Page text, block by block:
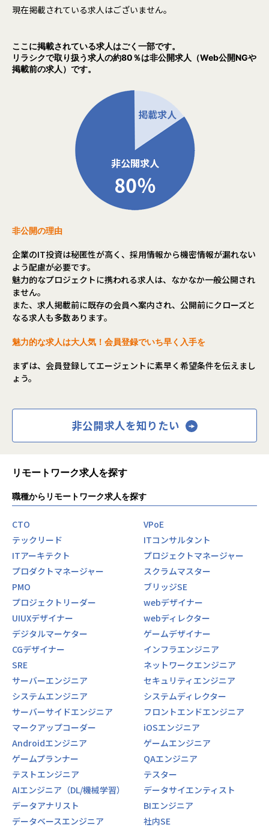
現在掲載されている求人はございません。
ここに掲載されている求人はごく一部です。
リラシクで取り扱う求人の約80％は非公開求人（Web公開NGや
掲載前の求人）です。
非公開の理由
企業のIT投資は秘匿性が高く、採用情報から機密情報が漏れない
よう配慮が必要です。
魅力的なプロジェクトに携われる求人は、なかなか一般公開され
ません。
また、求人掲載前に既存の会員へ案内され、公開前にクローズと
なる求人も多数あります。
魅力的な求人は大人気！会員登録でいち早く入手を
まずは、会員登録してエージェントに素早く希望条件を伝えまし
ょう。
非公開求人を知りたい
リモートワーク求人を探す
職種からリモートワーク求人を探す
CTO
VPoE
テックリード
ITコンサルタント
ITアーキテクト
プロジェクトマネージャー
プロダクトマネージャー
スクラムマスター
PMO
ブリッジSE
プロジェクトリーダー
webデザイナー
UIUXデザイナー
webディレクター
デジタルマーケター
ゲームデザイナー
CGデザイナー
インフラエンジニア
SRE
ネットワークエンジニア
サーバーエンジニア
セキュリティエンジニア
システムエンジニア
システムディレクター
サーバーサイドエンジニア
フロントエンドエンジニア
マークアップコーダー
iOSエンジニア
Androidエンジニア
ゲームエンジニア
ゲームプランナー
QAエンジニア
テストエンジニア
テスター
AIエンジニア（DL/機械学習）
データサイエンティスト
データアナリスト
BIエンジニア
データベースエンジニア
社内SE